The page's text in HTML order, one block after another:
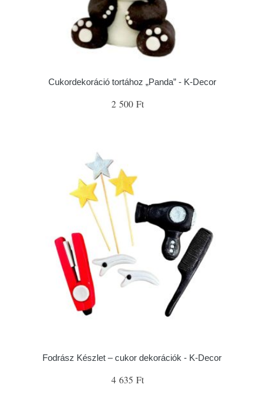
Cukordekoráció tortához „Panda” - K-Decor
2 500 Ft
Fodrász Készlet – cukor dekorációk - K-Decor
4 635 Ft